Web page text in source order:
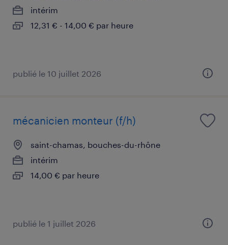
intérim
12,31 € - 14,00 € par heure
publié le 10 juillet 2026
mécanicien monteur (f/h)
saint-chamas, bouches-du-rhône
intérim
14,00 € par heure
publié le 1 juillet 2026